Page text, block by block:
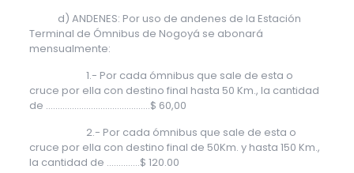
d) ANDENES: Por uso de andenes de la Estación
Terminal de Ómnibus de Nogoyá se abonará
mensualmente:
1.- Por cada ómnibus que sale de esta o
cruce por ella con destino final hasta 50 Km., la cantidad
de ……………………………………..$ 60,00
2.- Por cada ómnibus que sale de esta o
cruce por ella con destino final de 50Km. y hasta 150 Km.,
la cantidad de ..…………$ 120.00